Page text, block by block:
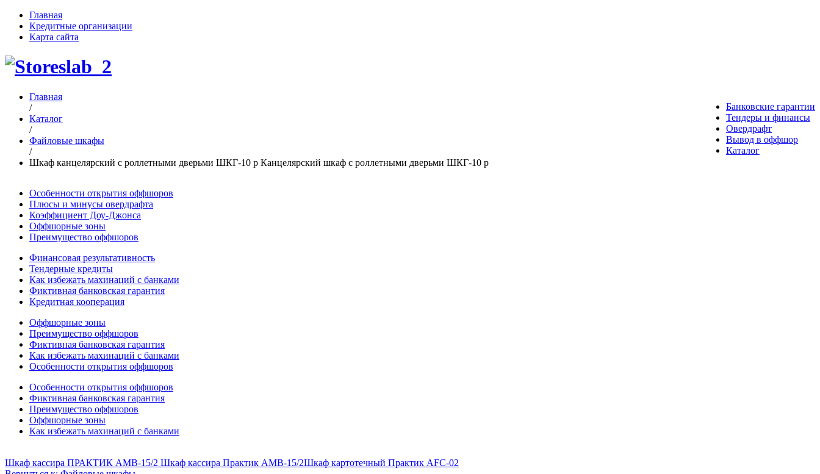
Главная
Кредитные организации
Карта сайта
Банковские гарантии
Тендеры и финансы
Овердрафт
Вывод в оффшор
Каталог
Главная
/
Каталог
/
Файловые шкафы
/
Шкаф канцелярский с роллетными дверьми ШКГ-10 р Канцелярский шкаф с роллетными дверьми ШКГ-10 р
Особенности открытия оффшоров
Плюсы и минусы овердрафта
Коэффициент Доу-Джонса
Оффшорные зоны
Преимущество оффшоров
Финансовая результативность
Тендерные кредиты
Как избежать махинаций с банками
Фиктивная банковская гарантия
Кредитная кооперация
Оффшорные зоны
Преимущество оффшоров
Фиктивная банковская гарантия
Как избежать махинаций с банками
Особенности открытия оффшоров
Особенности открытия оффшоров
Фиктивная банковская гарантия
Преимущество оффшоров
Оффшорные зоны
Как избежать махинаций с банками
Шкаф кассира ПРАКТИК АМВ-15/2 Шкаф кассира Практик AMB-15/2Шкаф картотечный Практик AFC-02